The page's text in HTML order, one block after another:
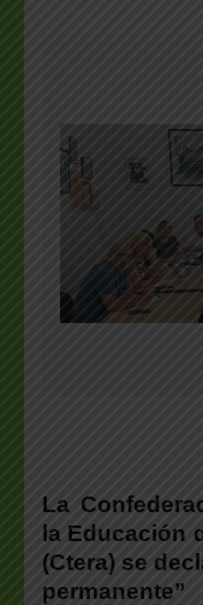
La
la Educación
(Ctera) se